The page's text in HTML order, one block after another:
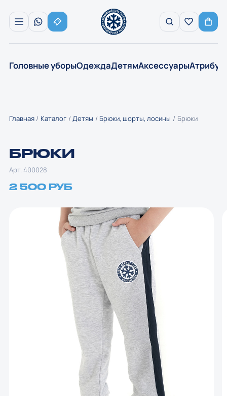
Головные уборыОдеждаДетямАксессуары
Главная Каталог Детям Брюки, шорты, лосины Брюки
БРЮКИ
Арт. 400028
2 500 РУБ